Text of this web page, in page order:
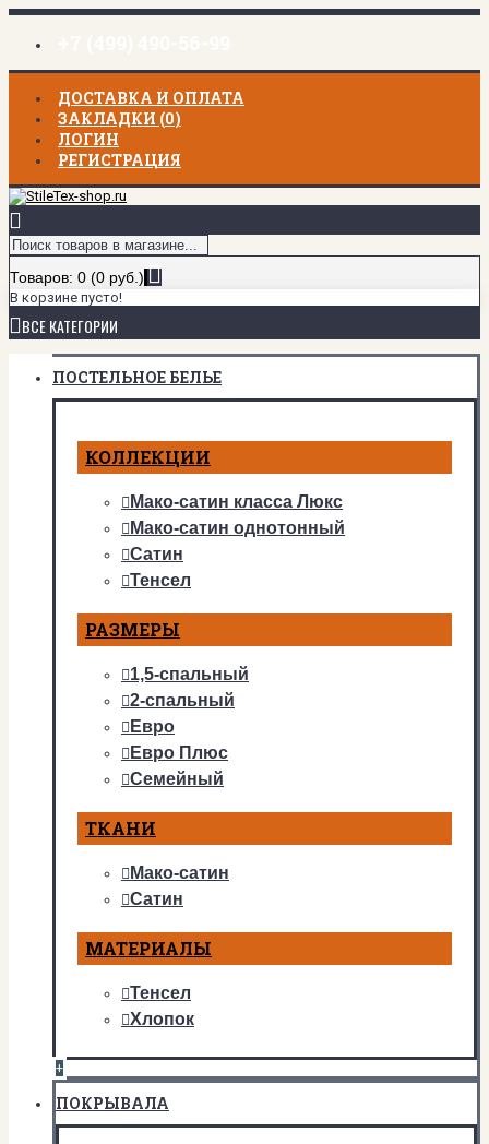
ДОСТАВКА И ОПЛАТА
ЗАКЛАДКИ (0)
ЛОГИН
РЕГИСТРАЦИЯ
Товаров: 0 (0 руб.)
В корзине пусто!
ВСЕ КАТЕГОРИИ
ПОСТЕЛЬНОЕ БЕЛЬЕ
КОЛЛЕКЦИИ
Мако-сатин класса Люкс
Мако-сатин однотонный
Сатин
Тенсел
РАЗМЕРЫ
1,5-спальный
2-спальный
Евро
Евро Плюс
Семейный
ТКАНИ
Мако-сатин
Сатин
МАТЕРИАЛЫ
Тенсел
Хлопок
+
ПОКРЫВАЛА